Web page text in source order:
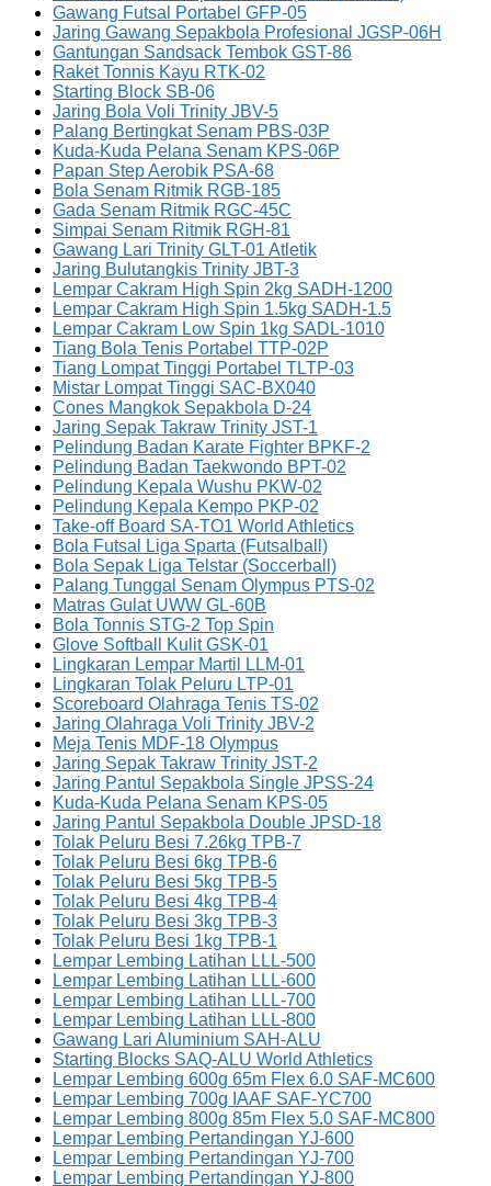
Gawang Futsal Portabel GFP-05
Jaring Gawang Sepakbola Profesional JGSP-06H
Gantungan Sandsack Tembok GST-86
Raket Tonnis Kayu RTK-02
Starting Block SB-06
Jaring Bola Voli Trinity JBV-5
Palang Bertingkat Senam PBS-03P
Kuda-Kuda Pelana Senam KPS-06P
Papan Step Aerobik PSA-68
Bola Senam Ritmik RGB-185
Gada Senam Ritmik RGC-45C
Simpai Senam Ritmik RGH-81
Gawang Lari Trinity GLT-01 Atletik
Jaring Bulutangkis Trinity JBT-3
Lempar Cakram High Spin 2kg SADH-1200
Lempar Cakram High Spin 1.5kg SADH-1.5
Lempar Cakram Low Spin 1kg SADL-1010
Tiang Bola Tenis Portabel TTP-02P
Tiang Lompat Tinggi Portabel TLTP-03
Mistar Lompat Tinggi SAC-BX040
Cones Mangkok Sepakbola D-24
Jaring Sepak Takraw Trinity JST-1
Pelindung Badan Karate Fighter BPKF-2
Pelindung Badan Taekwondo BPT-02
Pelindung Kepala Wushu PKW-02
Pelindung Kepala Kempo PKP-02
Take-off Board SA-TO1 World Athletics
Bola Futsal Liga Sparta (Futsalball)
Bola Sepak Liga Telstar (Soccerball)
Palang Tunggal Senam Olympus PTS-02
Matras Gulat UWW GL-60B
Bola Tonnis STG-2 Top Spin
Glove Softball Kulit GSK-01
Lingkaran Lempar Martil LLM-01
Lingkaran Tolak Peluru LTP-01
Scoreboard Olahraga Tenis TS-02
Jaring Olahraga Voli Trinity JBV-2
Meja Tenis MDF-18 Olympus
Jaring Sepak Takraw Trinity JST-2
Jaring Pantul Sepakbola Single JPSS-24
Kuda-Kuda Pelana Senam KPS-05
Jaring Pantul Sepakbola Double JPSD-18
Tolak Peluru Besi 7.26kg TPB-7
Tolak Peluru Besi 6kg TPB-6
Tolak Peluru Besi 5kg TPB-5
Tolak Peluru Besi 4kg TPB-4
Tolak Peluru Besi 3kg TPB-3
Tolak Peluru Besi 1kg TPB-1
Lempar Lembing Latihan LLL-500
Lempar Lembing Latihan LLL-600
Lempar Lembing Latihan LLL-700
Lempar Lembing Latihan LLL-800
Gawang Lari Aluminium SAH-ALU
Starting Blocks SAQ-ALU World Athletics
Lempar Lembing 600g 65m Flex 6.0 SAF-MC600
Lempar Lembing 700g IAAF SAF-YC700
Lempar Lembing 800g 85m Flex 5.0 SAF-MC800
Lempar Lembing Pertandingan YJ-600
Lempar Lembing Pertandingan YJ-700
Lempar Lembing Pertandingan YJ-800